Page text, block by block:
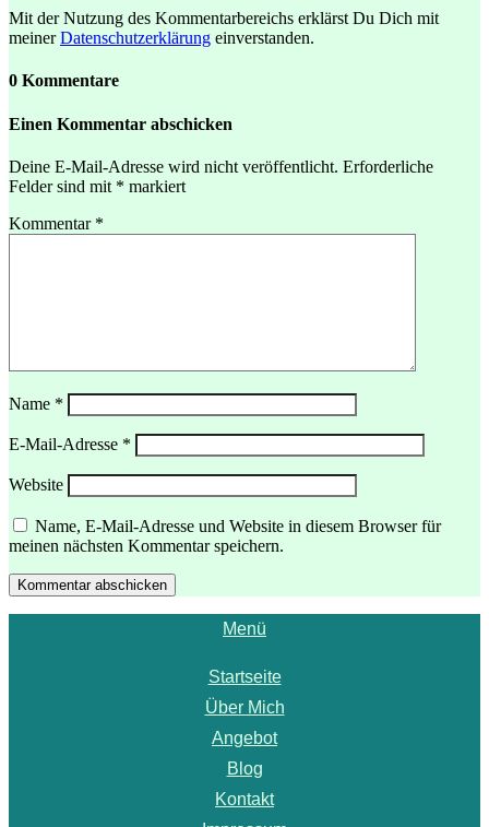
Mit der Nutzung des Kommentarbereichs erklärst Du Dich mit
meinerDatenschutzerklärung einverstanden.
0 Kommentare
Einen Kommentar abschicken
Deine E-Mail-Adresse wird nicht veröffentlicht. Erforderliche
Felder sind mit * markiert
Kommentar *
Name *
E-Mail-Adresse *
Website
Name, E-Mail-Adresse und Website in diesem Browser für
meinen nächsten Kommentar speichern.
Kommentar abschicken
Menü
Startseite
Über Mich
Angebot
Blog
Kontakt